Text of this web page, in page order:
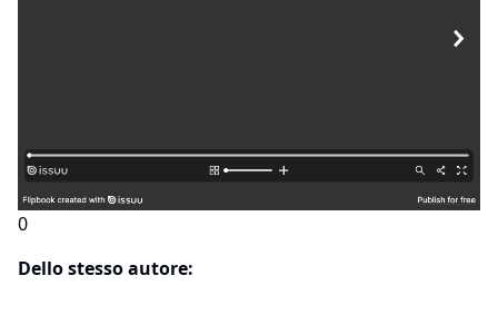
0
Dello stesso autore: